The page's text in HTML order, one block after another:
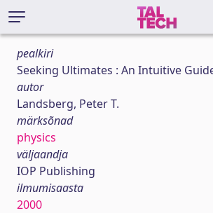
pealkiri
Seeking Ultimates : An Intuitive
autor
Landsberg, Peter T.
märksõnad
physics
väljaandja
IOP Publishing
ilmumisaasta
2000